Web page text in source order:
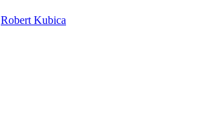
Robert Kubica